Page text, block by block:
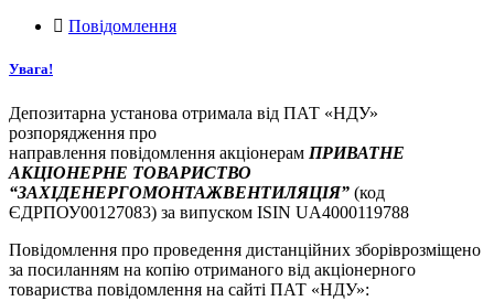
Повідомлення
Увага!
Депозитарна установа отримала від ПАТ «НДУ»
розпорядження про
направлення повідомлення акціонерам ПРИВАТНЕ
АКЦІОНЕРНЕ ТОВАРИСТВО
“ЗАХІДЕНЕРГОМОНТАЖВЕНТИЛЯЦІЯ” (код
ЄДРПОУ00127083) за випуском ISIN UA4000119788
Повідомлення про проведення дистанційних зборіврозміщено
за посиланням на копію отриманого від акціонерного
товариства повідомлення на сайті ПАТ «НДУ»: